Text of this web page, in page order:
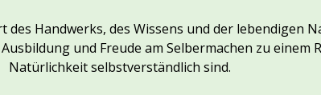
des Handwerks, des Wissens und der lebendigen
und Freude am Selbermachen zu einem
Natürlichkeit selbstverständlich sind.